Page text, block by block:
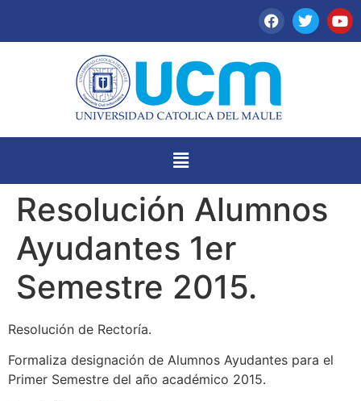
Resolución Alumnos
Ayudantes 1er
Semestre 2015.
Resolución de Rectoría.
Formaliza designación de Alumnos Ayudantes para el
Primer Semestre del año académico 2015.